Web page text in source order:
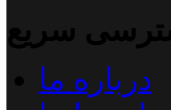
سریع
درباره ما